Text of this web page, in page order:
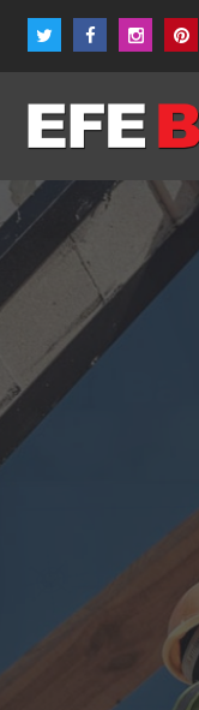
Wir
Faire
Preise. E.F.E.